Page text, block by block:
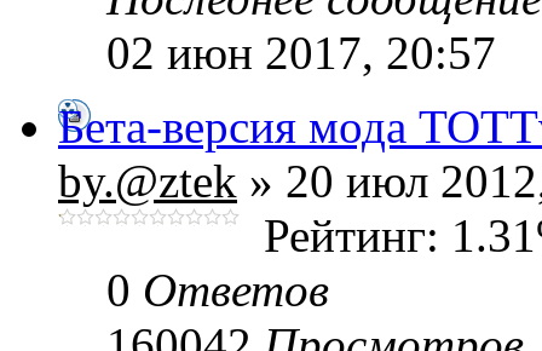
02 июн 2017, 20:57
Бета-версия мода
by.@ztek » 20 июл
Рейтинг:
0 Ответов